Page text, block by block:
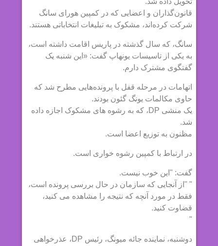
قانون‌گذاران و اعضایی که در کمپین هورای سانگ
شرکت کرده‌اند، مشکوک به تبلیغات انتخاباتی هستند.
سانگ، که سال گذشته در پاریس اقامت داشته است،
به یکی از تاسیسات یونهاپ گفت: «این شنبه یک
گفتگوی مشترک دارم.
اتهامات در مرحله قفل با پرونده‌هایی مطرح شد که
حاوی مکالمات یونگ گئون بودند.
یک منشی DP، که به رشوه های مشکوک اجازه داده
شد.
مظنون به توزیع اعضا است.
در ارتباط با کمپین رشوه خواری است.
گفت: "این خوب نیست.
" "از آنجایی که سازمان در حال بررسی پرونده است،
فقط در مورد آنچه که نتیجه را مشاهده می کنید،
قضاوت کنید.
"
دوشنبه، نماینده جائه میونگ، رئیس DP، عذرخواهی